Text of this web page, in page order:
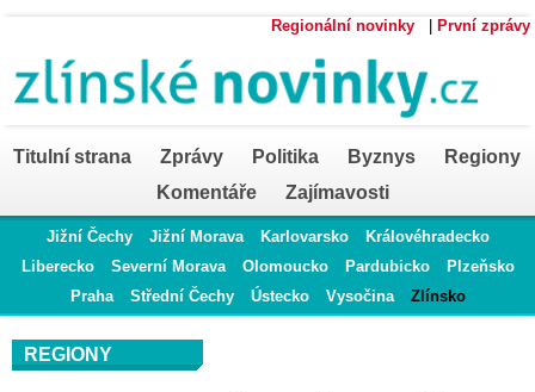
Regionální novinky První zprávy
Titulní strana Zprávy Politika Byznys
Regiony
Komentáře
Zajímavosti
Jižní Čechy Jižní Morava Karlovarsko
Královéhradecko
Liberecko
Severní Morava Olomoucko Pardubicko
Plzeňsko
Praha
Střední Čechy Ústecko Vysočina Zlínsko
REGIONY